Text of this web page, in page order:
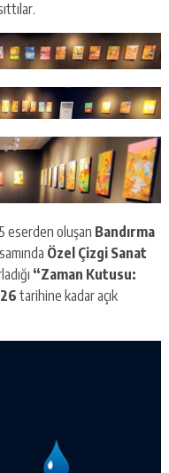
eserden oluşan Bandırma
Özel Çizgi Sanat
“Zaman Kutusu:
tarihine kadar açık